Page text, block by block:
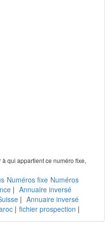
qui appartient ce numéro fixe,
Numéros fixe Numéros
| Annuaire inversé
| Annuaire inversé
| fichier prospection |